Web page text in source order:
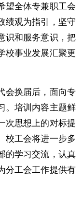
望全体专兼职工会
绩观为指引，坚守
识和服务意识，把
校事业发展汇聚更
会换届后，面向专
。培训内容主题鲜
次思想上的对标提
校工会将进一步多
的学习交流，认真
分工会工作提供有